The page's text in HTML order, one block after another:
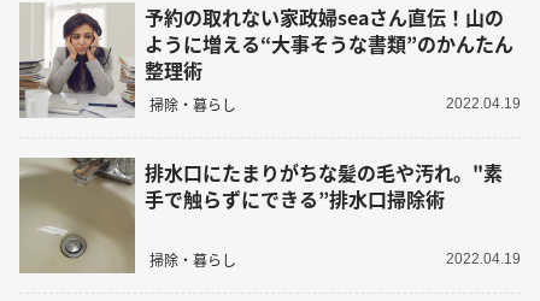
予約の取れない家政婦seaさん直伝！山の
ように増える“大事そうな書類”のかんたん
整理術
掃除・暮らし 2022.04.19
排水口にたまりがちな髪の毛や汚れ。"素
手で触らずにできる”排水口掃除術
掃除・暮らし 2022.04.19